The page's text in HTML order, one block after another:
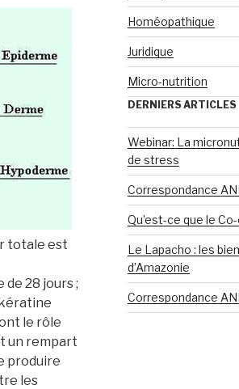
totale est
28 jours ;
le rôle
un rempart
produire
les
Homéopathique
Juridique
Micro-nutrition
DERNIERS ARTICLES
Webinar: La
de stress
Correspondance
Qu’est-ce que le
Le Lapacho : les
d’Amazonie
Correspondance